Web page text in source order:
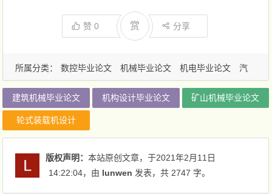
赞0 赏 分享
所属分类： 数控毕业论文 机械毕业论文 机电毕业论文
汽
建筑机械毕业论文
机构设计毕业论文 矿山机械毕业论文
轮式装载机设计
版权声明：本站原创文章，于2021年2月11日
14:22:04，由 lunwen 发表，共 2747 字。